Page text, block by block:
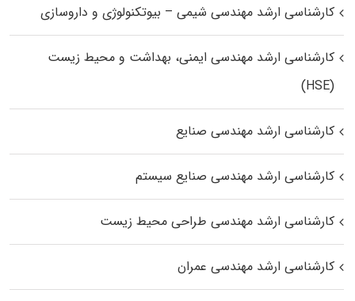
کارشناسی ارشد مهندسی شیمی – بیوتکنولوژی و داروسازی
کارشناسی ارشد مهندسی ایمنی، بهداشت و محیط زیست
(HSE)
کارشناسی ارشد مهندسی صنایع
کارشناسی ارشد مهندسی صنایع سیستم
کارشناسی ارشد مهندسی طراحی محیط زیست
کارشناسی ارشد مهندسی عمران